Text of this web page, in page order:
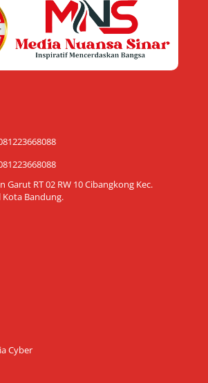
Top
Garut RT 02 RW 10 Cibangkong Kec.
Bandung.
Cyber